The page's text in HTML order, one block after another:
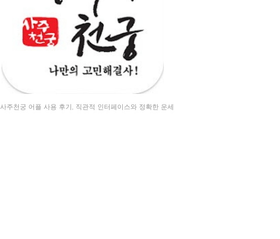
사주천궁 어플 사용 후기, 직관적 인터페이스와 정확한 운세